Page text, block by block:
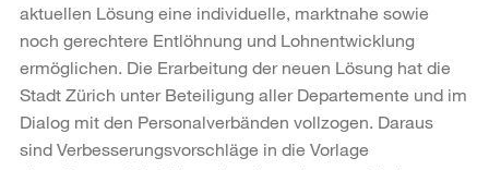
aktuellen Lösung eine individuelle, marktnahe sowie
noch gerechtere Entlöhnung und Lohnentwicklung
ermöglichen. Die Erarbeitung der neuen Lösung hat die
Stadt Zürich unter Beteiligung aller Departemente und im
Dialog mit den Personalverbänden vollzogen. Daraus
sind Verbesserungsvorschläge in die Vorlage